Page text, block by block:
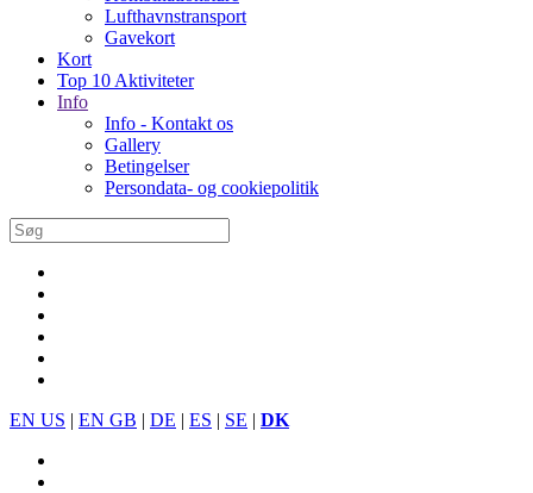
Lufthavnstransport
Gavekort
Kort
Top 10 Aktiviteter
Info
Info - Kontakt os
Gallery
Betingelser
Persondata- og cookiepolitik
EN US | EN GB | DE | ES | SE | DK